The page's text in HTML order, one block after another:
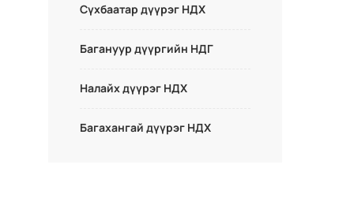
Сүхбаатар дүүрэг НДХ
Багануур дүүргийн НДГ
Налайх дүүрэг НДХ
Багахангай дүүрэг НДХ